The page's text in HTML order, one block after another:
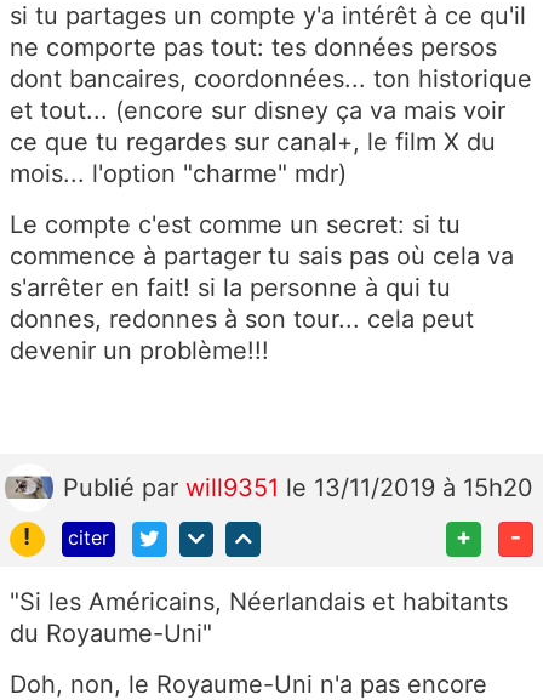
si tu partages un compte y'a intérêt à ce qu'il
ne comporte pas tout: tes données persos
dont bancaires, coordonnées... ton historique
et tout... (encore sur disney ça va mais voir
ce que tu regardes sur canal+, le film X du
mois... l'option "charme" mdr)
Le compte c'est comme un secret: si tu
commence à partager tu sais pas où cela va
s'arrêter en fait! si la personne à qui tu
donnes, redonnes à son tour... cela peut
devenir un problème!!!
Publié par will9351 le 13/11/2019 à 15h20
!
citer + -
"Si les Américains, Néerlandais et habitants
du Royaume-Uni"
Doh, non, le Royaume-Uni n'a pas encore